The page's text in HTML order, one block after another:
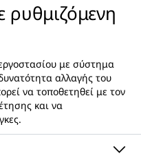
ρυθμιζόμενη
με σύστημα
αλλαγής του
να τοποθετηθεί με τον
και να